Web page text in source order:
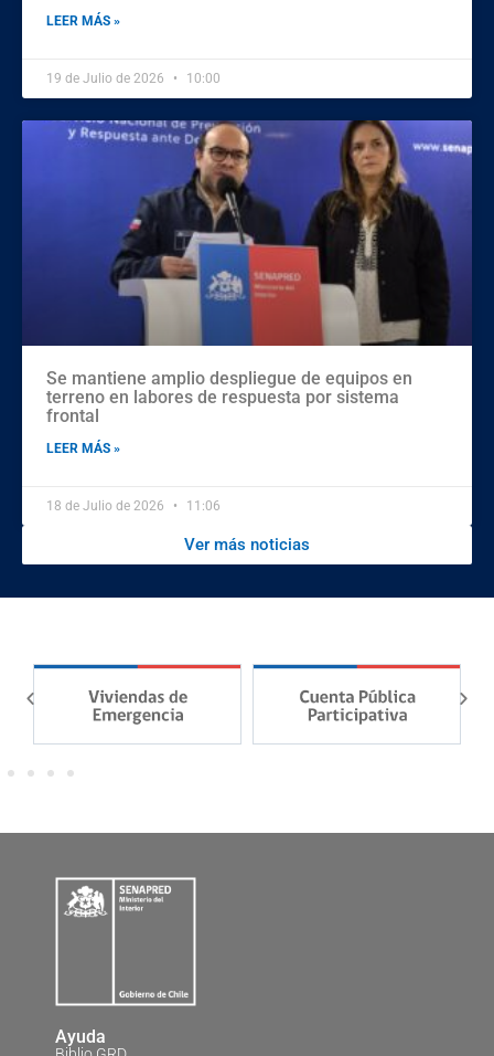
LEER MÁS »
19 de Julio de 2026 10:00
Se mantiene amplio despliegue de equipos en
terreno en labores de respuesta por sistema
frontal
LEER MÁS »
18 de Julio de 2026 11:06
Ver más noticias
Ayuda